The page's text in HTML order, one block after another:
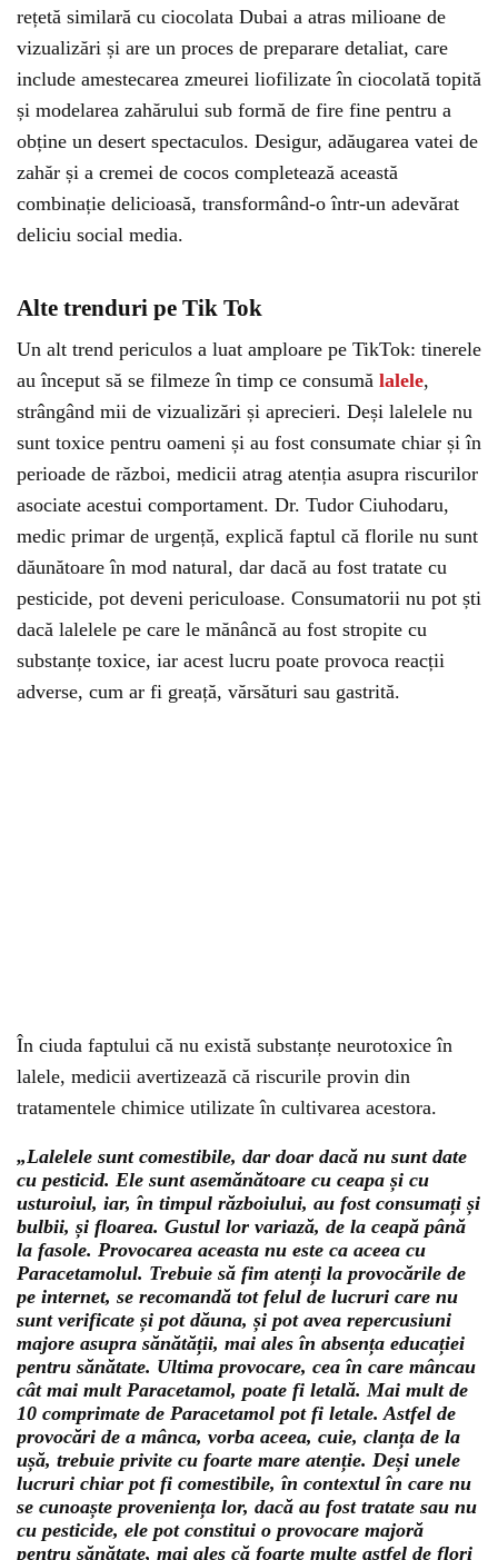
rețetă similară cu ciocolata Dubai a atras milioane de
vizualizări și are un proces de preparare detaliat, care
include amestecarea zmeurei liofilizate în ciocolată topită
și modelarea zahărului sub formă de fire fine pentru a
obține un desert spectaculos. Desigur, adăugarea vatei de
zahăr și a cremei de cocos completează această
combinație delicioasă, transformând-o într-un adevărat
deliciu social media.
Alte trenduri pe Tik Tok
Un alt trend periculos a luat amploare pe TikTok: tinerele
au început să se filmeze în timp ce consumă lalele,
strângând mii de vizualizări și aprecieri. Deși lalelele nu
sunt toxice pentru oameni și au fost consumate chiar și în
perioade de război, medicii atrag atenția asupra riscurilor
asociate acestui comportament. Dr. Tudor Ciuhodaru,
medic primar de urgență, explică faptul că florile nu sunt
dăunătoare în mod natural, dar dacă au fost tratate cu
pesticide, pot deveni periculoase. Consumatorii nu pot ști
dacă lalelele pe care le mănâncă au fost stropite cu
substanțe toxice, iar acest lucru poate provoca reacții
adverse, cum ar fi greață, vărsături sau gastrită.
În ciuda faptului că nu există substanțe neurotoxice în
lalele, medicii avertizează că riscurile provin din
tratamentele chimice utilizate în cultivarea acestora.
„Lalelele sunt comestibile, dar doar dacă nu sunt date
cu pesticid. Ele sunt asemănătoare cu ceapa și cu
usturoiul, iar, în timpul războiului, au fost consumați și
bulbii, și floarea. Gustul lor variază, de la ceapă până
la fasole. Provocarea aceasta nu este ca aceea cu
Paracetamolul. Trebuie să fim atenți la provocările de
pe internet, se recomandă tot felul de lucruri care nu
sunt verificate și pot dăuna, și pot avea repercusiuni
majore asupra sănătății, mai ales în absența educației
pentru sănătate. Ultima provocare, cea în care mâncau
cât mai mult Paracetamol, poate fi letală. Mai mult de
10 comprimate de Paracetamol pot fi letale. Astfel de
provocări de a mânca, vorba aceea, cuie, clanța de la
ușă, trebuie privite cu foarte mare atenție. Deși unele
lucruri chiar pot fi comestibile, în contextul în care nu
se cunoaște proveniența lor, dacă au fost tratate sau nu
cu pesticide, ele pot constitui o provocare majoră
pentru sănătate, mai ales că foarte multe astfel de flori